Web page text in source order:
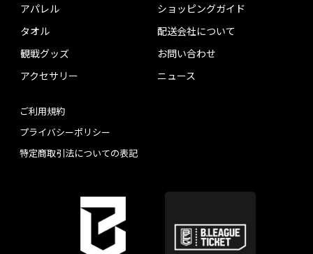
アパレル
タオル
観戦グッズ
アクセサリー
ショッピングガイド
配送会社について
お問い合わせ
ニュース
ご利用規約
プライバシーポリシー
特定商取引法についての表記